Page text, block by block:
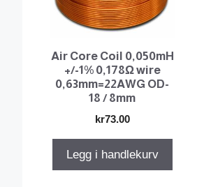
Air Core Coil 0,050mH
+/-1% 0,178Ω wire
0,63mm=22AWG OD-
18 / 8mm
kr73.00
Legg i handlekurv